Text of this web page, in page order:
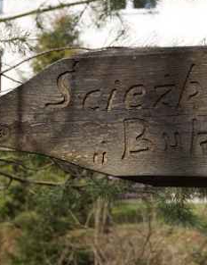
APR
23
Z Iwonicza Zdroju na Żabią
Górę - trasa, widoki,
wskazówki
Iwonicz - Zdrój to taki klasyk,
który niby kojarzy się z
kuracjuszami i piciem wody o